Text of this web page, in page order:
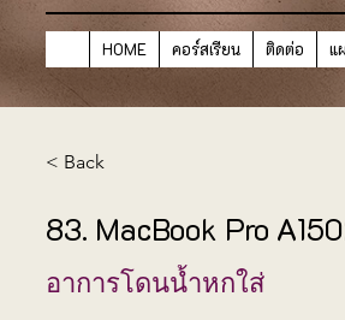
HOME คอร์สเรียน ติดต่อ แ
< Back
83. MacBook Pro
อาการโดนน้ำหกใส่